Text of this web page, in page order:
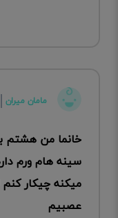
مامان میران
خانما من هشتم
سینه هام ورم
میکنه چیکار
عصبیم